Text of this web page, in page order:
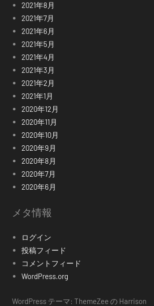
2021年8月
2021年7月
2021年6月
2021年5月
2021年4月
2021年3月
2021年2月
2021年1月
2020年12月
2020年11月
2020年10月
2020年9月
2020年8月
2020年7月
2020年6月
メタ情報
ログイン
投稿フィード
コメントフィード
WordPress.org
WordPress テーマ: ThemeZee の Harrison